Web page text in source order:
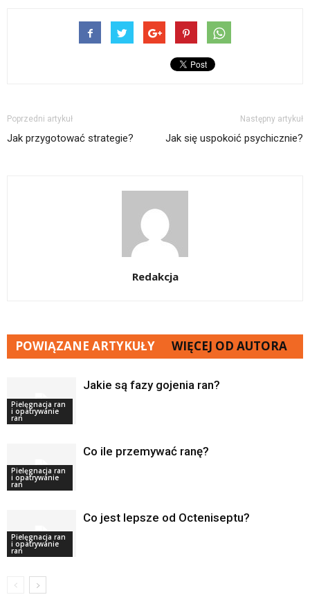
Poprzedni artykuł
Jak przygotować strategie?
Następny artykuł
Jak się uspokoić psychicznie?
Redakcja
POWIĄZANE ARTYKUŁY WIĘCEJ OD AUTORA
Pielęgnacja ran
i opatrywanie
ran
Jakie są fazy gojenia ran?
Pielęgnacja ran
i opatrywanie
ran
Co ile przemywać ranę?
Pielęgnacja ran
i opatrywanie
ran
Co jest lepsze od Octeniseptu?